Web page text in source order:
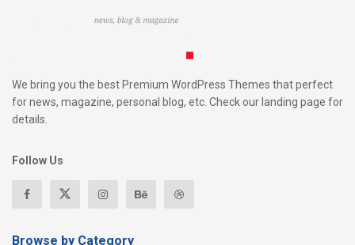
We bring you the best Premium WordPress Themes that perfect
for news, magazine, personal blog, etc. Check our landing page for
details.
Follow Us
Browse by Category